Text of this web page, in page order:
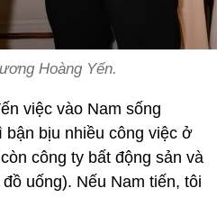
Hoàng Yến.
việc vào Nam sống
bịu nhiều công việc ở
công ty bất động sản và
uống). Nếu Nam tiến, tôi